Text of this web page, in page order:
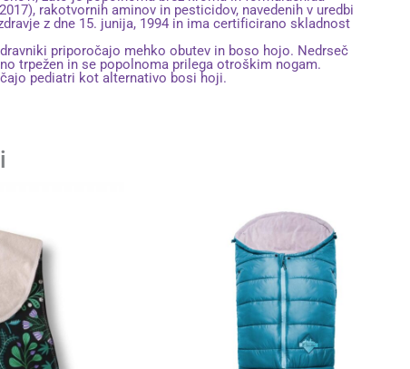
rakotvornih aminov in pesticidov, navedenih v uredbi
z dne 15. junija, 1994 in ima certificirano skladnost
priporočajo mehko obutev in boso hojo. Nedrseč
trpežen in se popolnoma prilega otroškim nogam.
pediatri kot alternativo bosi hoji.
različic.
Možnosti
lahko
izberete
na
strani
izdelka